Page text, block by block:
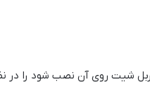
شیت روی آن نصب شود را در